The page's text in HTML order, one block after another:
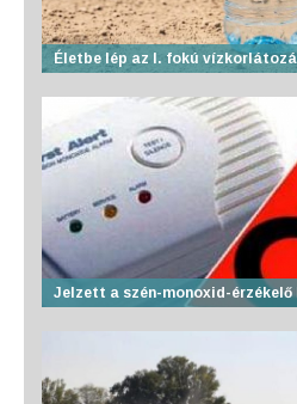
Életbe lép az I. fokú
Jelzett a szén-monoxid-érzékelő